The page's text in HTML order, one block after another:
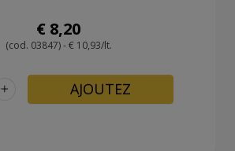
€ 8,20
(cod. 03847) - € 10,93/lt.
+ AJOUTEZ